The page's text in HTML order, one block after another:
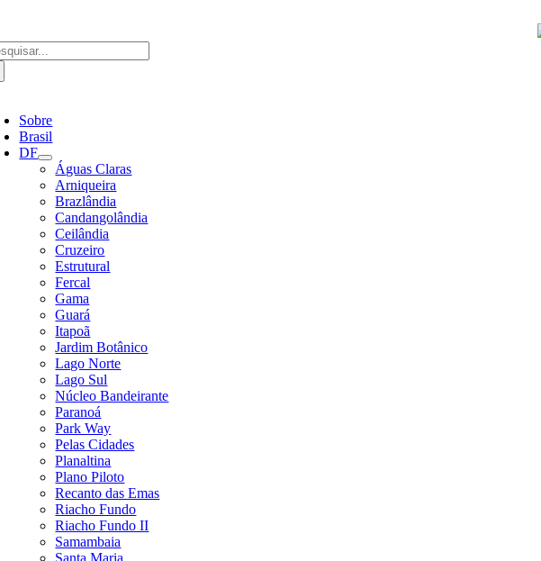
o
conteúdo
Sobre
Brasil
DF
Águas Claras
Arniqueira
Brazlândia
Candangolândia
Ceilândia
Cruzeiro
Estrutural
Fercal
Gama
Guará
Itapoã
Jardim Botânico
Lago Norte
Lago Sul
Núcleo Bandeirante
Paranoá
Park Way
Pelas Cidades
Planaltina
Plano Piloto
Recanto das Emas
Riacho Fundo
Riacho Fundo II
Samambaia
Santa Maria